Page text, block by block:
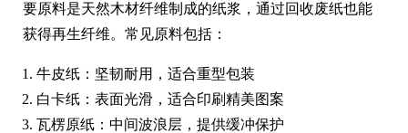
要原料是天然木材纤维制成的纸浆，通过回收废纸也能
获得再生纤维。常见原料包括：
牛皮纸：坚韧耐用，适合重型包装
白卡纸：表面光滑，适合印刷精美图案
瓦楞原纸：中间波浪层，提供缓冲保护